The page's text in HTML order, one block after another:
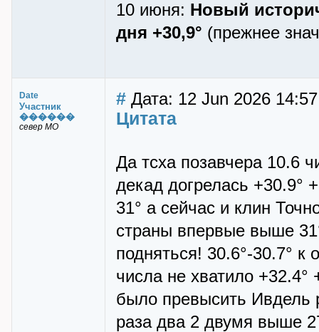
10 июня: Новый
дня +30,9° (прежнее
Date
Участник
������
север МО
# Дата: 12 Jun 2026
Цитата
Да тсха позавчера 10.6
декад догрелась +30.9°
31° а сейчас и клин
страны впервые выше
подняться! 30.6°-30.7°
числа не хватило
было превысить Ивдель
раза два 2 двумя выше